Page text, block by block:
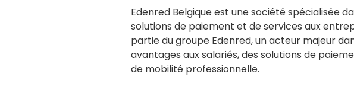
Edenred Belgique est une société spécialisée
solutions de paiement et de services aux
partie du groupe Edenred, un acteur majeur
avantages aux salariés, des solutions de
de mobilité professionnelle.